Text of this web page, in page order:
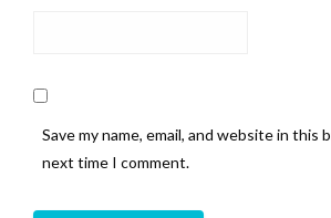
Save my name, email, and website in this
next time I comment.